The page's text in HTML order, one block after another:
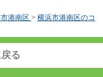
港南区 > 横浜市港南区のコ
る